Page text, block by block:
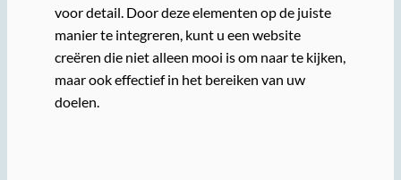
voor detail. Door deze elementen op de juiste
manier te integreren, kunt u een website
creëren die niet alleen mooi is om naar te kijken,
maar ook effectief in het bereiken van uw
doelen.